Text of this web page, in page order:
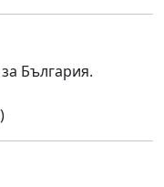
България.